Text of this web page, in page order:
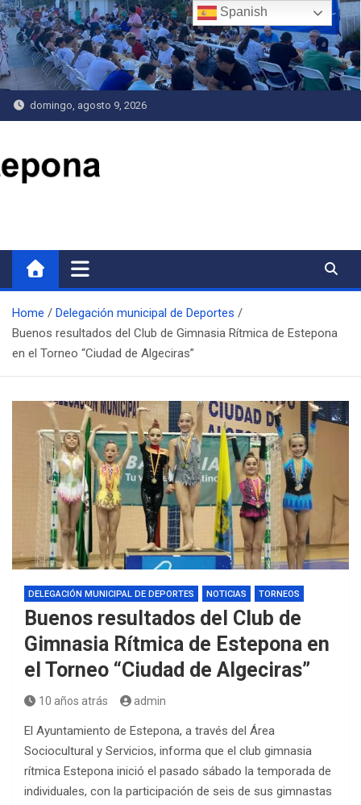
Saltar
al
contenido
domingo, agosto 9, 2026
Home
Delegación municipal de Deportes
Buenos resultados del Club de Gimnasia Rítmica de Estepona
en el Torneo “Ciudad de Algeciras”
DELEGACIÓN MUNICIPAL DE DEPORTES NOTICIAS TORNEOS
Buenos resultados del Club de
Gimnasia Rítmica de Estepona en
el Torneo “Ciudad de Algeciras”
10 años atrás admin
El Ayuntamiento de Estepona, a través del Área
Sociocultural y Servicios, informa que el club gimnasia
rítmica Estepona inició el pasado sábado la temporada de
individuales, con la participación de seis de sus gimnastas
Spanish